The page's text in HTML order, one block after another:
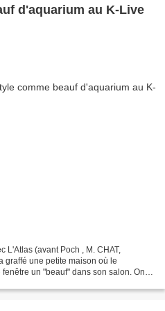
d'aquarium au K-Live
L'Atlas (avant Poch , M. CHAT,
graffé une petite maison où le
un "beauf" dans son salon. On